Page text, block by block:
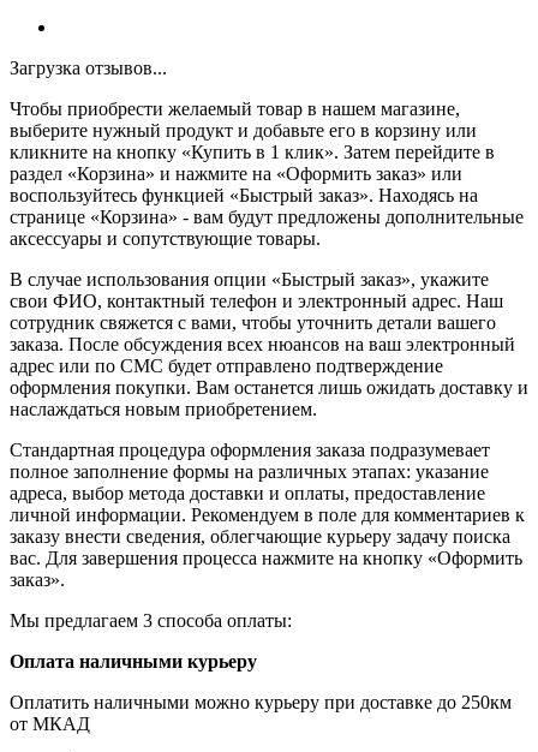
Загрузка отзывов...
Чтобы приобрести желаемый товар в нашем магазине,
выберите нужный продукт и добавьте его в корзину или
кликните на кнопку «Купить в 1 клик». Затем перейдите в
раздел «Корзина» и нажмите на «Оформить заказ» или
воспользуйтесь функцией «Быстрый заказ». Находясь на
странице «Корзина» - вам будут предложены дополнительные
аксессуары и сопутствующие товары.
В случае использования опции «Быстрый заказ», укажите
свои ФИО, контактный телефон и электронный адрес. Наш
сотрудник свяжется с вами, чтобы уточнить детали вашего
заказа. После обсуждения всех нюансов на ваш электронный
адрес или по СМС будет отправлено подтверждение
оформления покупки. Вам останется лишь ожидать доставку и
наслаждаться новым приобретением.
Стандартная процедура оформления заказа подразумевает
полное заполнение формы на различных этапах: указание
адреса, выбор метода доставки и оплаты, предоставление
личной информации. Рекомендуем в поле для комментариев к
заказу внести сведения, облегчающие курьеру задачу поиска
вас. Для завершения процесса нажмите на кнопку «Оформить
заказ».
Мы предлагаем 3 способа оплаты:
Оплата наличными курьеру
Оплатить наличными можно курьеру при доставке до 250км
от МКАД